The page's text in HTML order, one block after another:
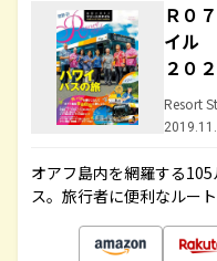
Ｒ０
イル
２０
Resort
オアフ島内を網羅する
ス。旅行者に便利なルー